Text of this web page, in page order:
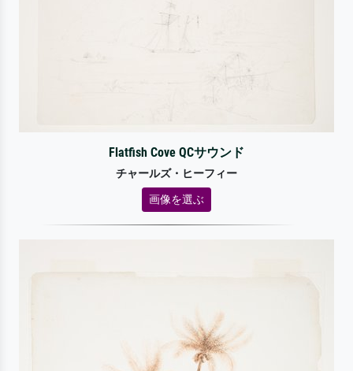
Flatfish Cove QCサウンド
チャールズ・ヒーフィー
画像を選ぶ